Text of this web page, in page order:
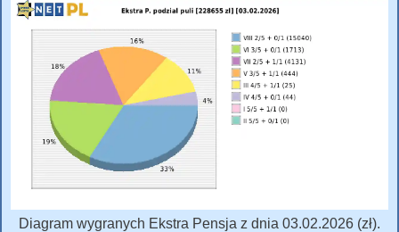
Diagram wygranych Ekstra Pensja z dnia 03.02.2026 (zł).